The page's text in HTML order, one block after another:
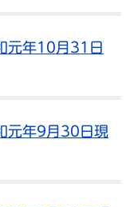
元年10月31日
元年9月30日現